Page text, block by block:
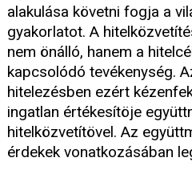
alakulása követni fogja a
gyakorlatot. A
nem önálló, hanem a
kapcsolódó tevékenység.
hitelezésben ezért
ingatlan értékesítöje
hitelközvetítövel. Az
érdekek vonatkozásában